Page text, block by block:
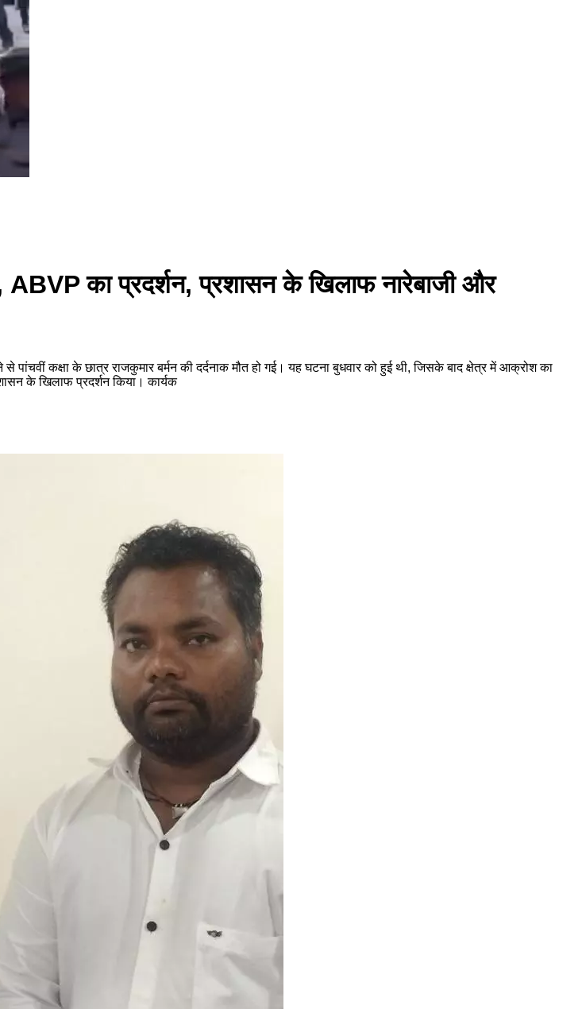
ABVP का प्रदर्शन, प्रशासन के खिलाफ नारेबाजी और
कक्षा के छात्र राजकुमार बर्मन की दर्दनाक मौत हो गई। यह घटना बुधवार को हुई थी, जिसके बाद क्षेत्र में आक्रोश का
के खिलाफ प्रदर्शन किया। कार्यक